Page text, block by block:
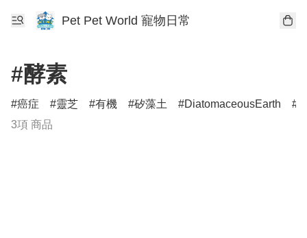
Pet Pet World 寵物日常
#酵素
癌症 靈芝 有機 矽藻土 DiatomaceousEarth
3項 商品